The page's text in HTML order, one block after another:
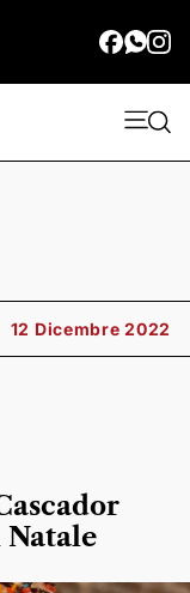
12 Dicembre 2022